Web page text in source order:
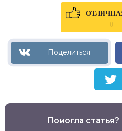
0
Помогла